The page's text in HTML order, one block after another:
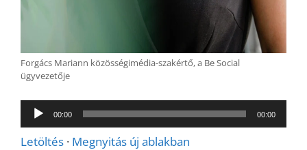
Forgács Mariann közösségimédia-szakértő, a Be Social
ügyvezetője
Audió
lejátszó
00:00 00:00
Letöltés · Megnyitás új ablakban